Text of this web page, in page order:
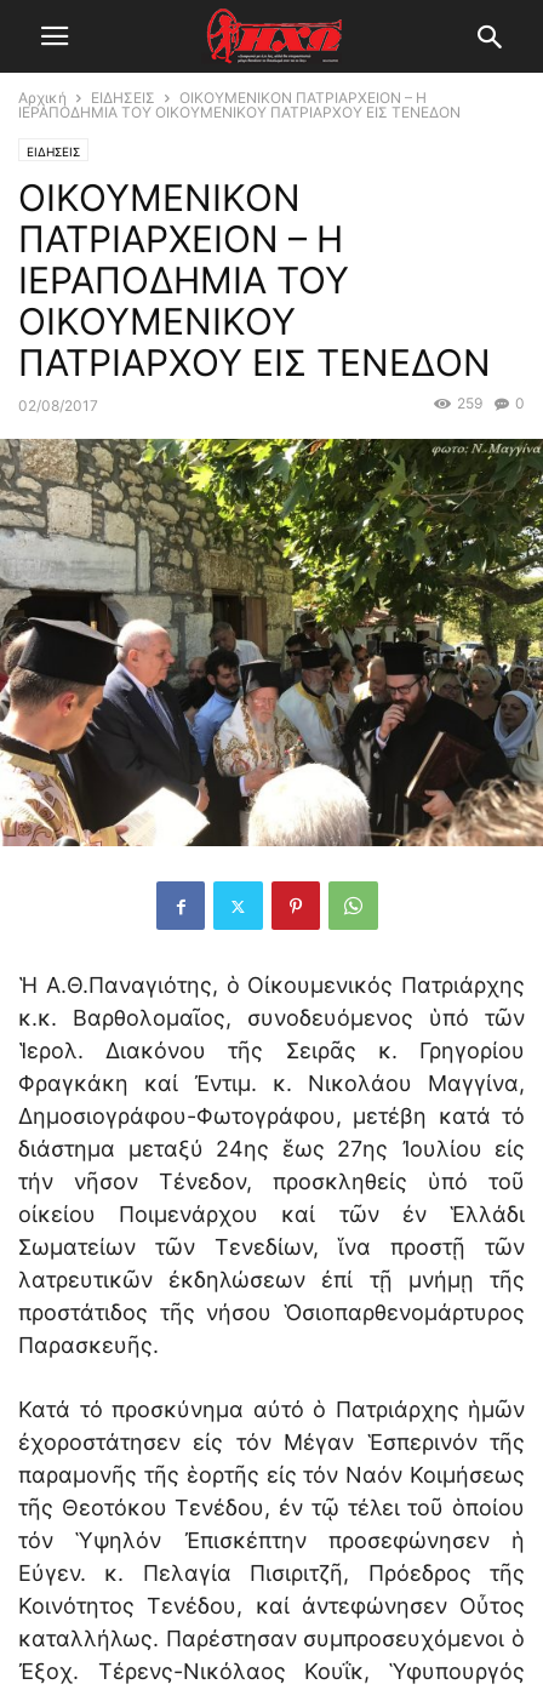
Αρχική ΕΙΔΗΣΕΙΣ
ΟΙΚΟΥΜΕΝΙΚΟΝ ΠΑΤΡΙΑΡΧΕΙΟΝ – Η
ΙΕΡΑΠΟΔΗΜΙΑ ΤΟΥ ΟΙΚΟΥΜΕΝΙΚΟΥ ΠΑΤΡΙΑΡΧΟΥ ΕΙΣ ΤΕΝΕΔΟΝ
ΕΙΔΗΣΕΙΣ
ΟΙΚΟΥΜΕΝΙΚΟΝ
ΠΑΤΡΙΑΡΧΕΙΟΝ – Η
ΙΕΡΑΠΟΔΗΜΙΑ ΤΟΥ
ΟΙΚΟΥΜΕΝΙΚΟΥ
ΠΑΤΡΙΑΡΧΟΥ ΕΙΣ ΤΕΝΕΔΟΝ
02/08/2017 0
259
Ἡ Α.Θ.Παναγιότης, ὁ Οἰκουμενικός Πατριάρχης
κ.κ. Βαρθολομαῖος, συνοδευόμενος ὑπό τῶν
Ἱερολ. Διακόνου τῆς Σειρᾶς κ. Γρηγορίου
Φραγκάκη καί Ἐντιμ. κ. Νικολάου Μαγγίνα,
Δημοσιογράφου-Φωτογράφου, μετέβη κατά τό
διάστημα μεταξύ 24ης ἕως 27ης Ἰουλίου εἰς
τήν νῆσον Τένεδον, προσκληθείς ὑπό τοῦ
οἰκείου Ποιμενάρχου καί τῶν ἐν Ἑλλάδι
Σωματείων τῶν Τενεδίων, ἵνα προστῇ τῶν
λατρευτικῶν ἐκδηλώσεων ἐπί τῇ μνήμῃ τῆς
προστάτιδος τῆς νήσου Ὁσιοπαρθενομάρτυρος
Παρασκευῆς.
Κατά τό προσκύνημα αὐτό ὁ Πατριάρχης ἡμῶν
ἐχοροστάτησεν εἰς τόν Μέγαν Ἑσπερινόν τῆς
παραμονῆς τῆς ἑορτῆς εἰς τόν Ναόν Κοιμήσεως
τῆς Θεοτόκου Τενέδου, ἐν τῷ τέλει τοῦ ὁποίου
τόν Ὑψηλόν Ἐπισκέπτην προσεφώνησεν ἡ
Εὐγεν. κ. Πελαγία Πισιριτζῆ, Πρόεδρος τῆς
Κοινότητος Τενέδου, καί ἀντεφώνησεν Οὖτος
καταλλήλως. Παρέστησαν συμπροσευχόμενοι ὁ
Ἐξοχ. Τέρενς-Νικόλαος Κουΐκ, Ὑφυπουργός